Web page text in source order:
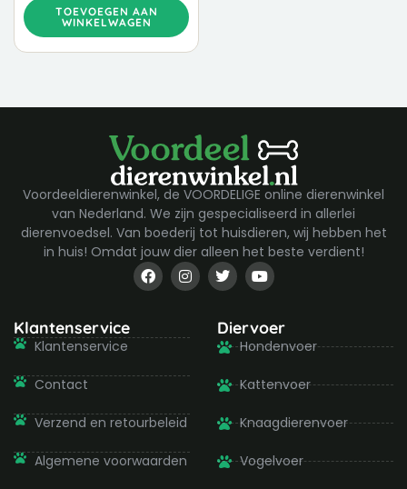
TOEVOEGEN AAN
WINKELWAGEN
Voordeeldierenwinkel, de VOORDELIGE online dierenwinkel
van Nederland. We zijn gespecialiseerd in allerlei
dierenvoedsel. Van boederij tot huisdieren, wij hebben het
in huis! Omdat jouw dier alleen het beste verdient!
F
a
c
o
I
n
s
g
T
w
i
t
e
r
Y
o
u
u
b
e
Klantenservice
Klantenservice
Contact
Verzend en retourbeleid
Algemene voorwaarden
Diervoer
Hondenvoer
Kattenvoer
Knaagdierenvoer
Vogelvoer